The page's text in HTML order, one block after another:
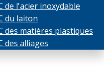
de l'acier inoxydable
du laiton
des matières plastiques
des alliages